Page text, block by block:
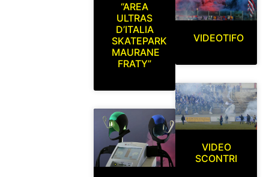
“AREA
ULTRAS
D’ITALIA
SKATEPARK
MAURANE
FRATY”
VIDEOTIFO
VIDEO
SCONTRI